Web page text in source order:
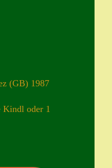
(GB) 1987
Kindl oder 1